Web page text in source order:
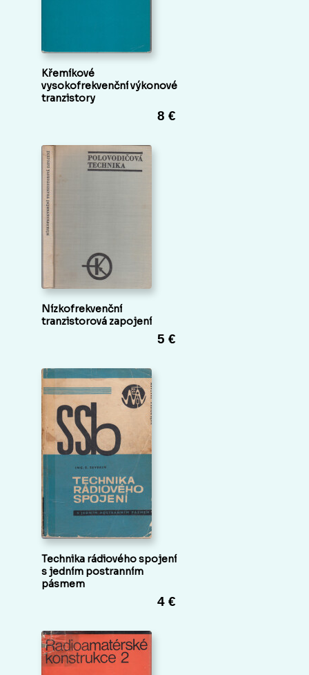
Křemíkové
vysokofrekvenční výkonové
tranzistory
8 €
Nízkofrekvenční
tranzistorová zapojení
5 €
Technika rádiového spojení
s jedním postranním
pásmem
4 €